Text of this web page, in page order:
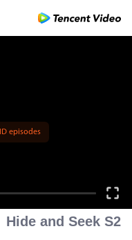
Hide and Seek S2